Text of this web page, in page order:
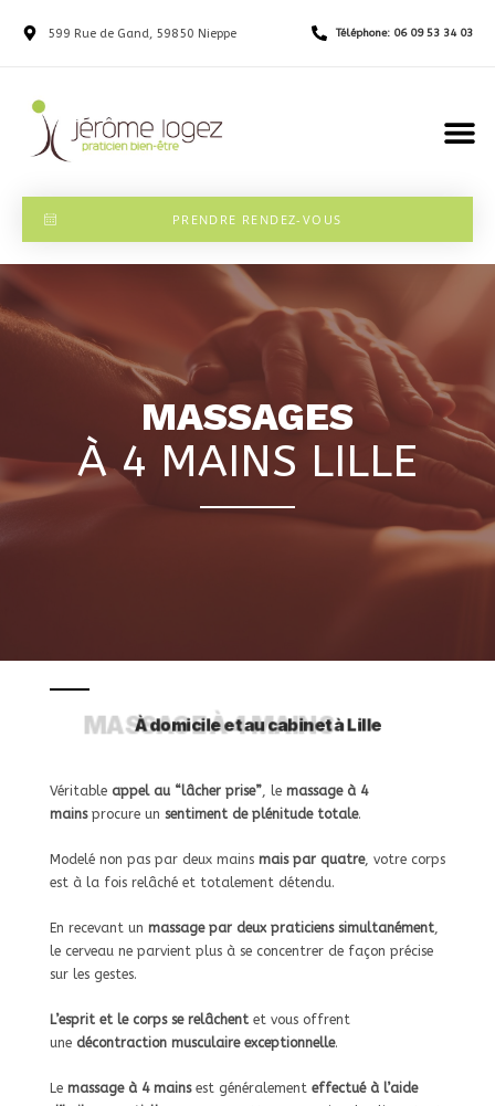
599 Rue de Gand, 59850 Nieppe Téléphone: 06 09 53 34 03
PRENDRE RENDEZ-VOUS
MASSAGES
À 4 MAINS LILLE
MASSAGE À 4 MAINS
Véritable appel au “lâcher prise”, lemassage à 4
mainsprocure un sentiment de plénitude totale.
Modelé non pas par deux mains mais par quatre, votre corps
est à la fois relâché et totalement détendu.
En recevant un massage par deux praticiens simultanément,
le cerveau ne parvient plus à se concentrer de façon précise
sur les gestes.
L’esprit et le corps se relâchentet vous offrent
unedécontraction musculaire exceptionnelle.
Le massage à 4 mainsest généralement effectué à l’aide